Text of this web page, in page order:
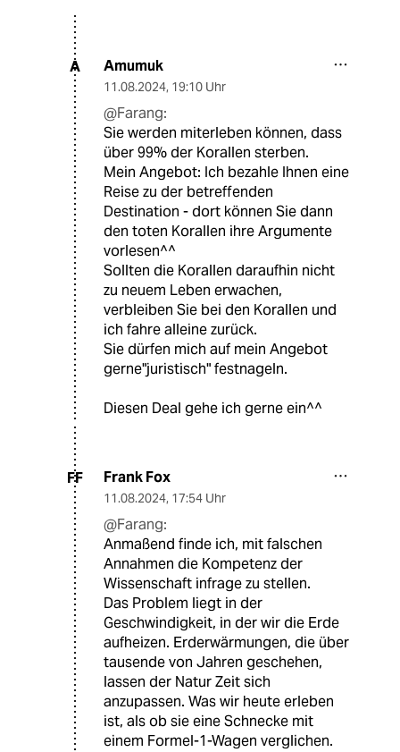
A Amumuk
11.08.2024, 19:10 Uhr
@Farang:
Sie werden miterleben können, dass
über 99% der Korallen sterben.
Mein Angebot: Ich bezahle Ihnen eine
Reise zu der betreffenden
Destination - dort können Sie dann
den toten Korallen ihre Argumente
vorlesen^^
Sollten die Korallen daraufhin nicht
zu neuem Leben erwachen,
verbleiben Sie bei den Korallen und
ich fahre alleine zurück.
Sie dürfen mich auf mein Angebot
gerne"juristisch" festnageln.
Diesen Deal gehe ich gerne ein^^
FF Frank Fox
11.08.2024, 17:54 Uhr
@Farang:
Anmaßend finde ich, mit falschen
Annahmen die Kompetenz der
Wissenschaft infrage zu stellen.
Das Problem liegt in der
Geschwindigkeit, in der wir die Erde
aufheizen. Erderwärmungen, die über
tausende von Jahren geschehen,
lassen der Natur Zeit sich
anzupassen. Was wir heute erleben
ist, als ob sie eine Schnecke mit
einem Formel-1-Wagen verglichen.